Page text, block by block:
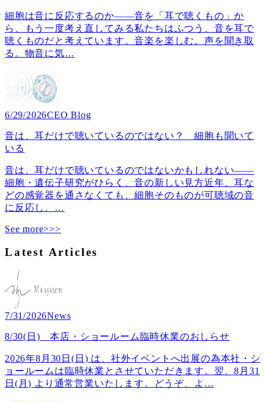
細胞は音に反応するのか――音を「耳で聴くもの」か
ら、もう一度考え直してみる私たちはふつう、音を耳で
聴くものだと考えています。音楽を楽しむ。声を聞き取
る。物音に気…
6/29/2026CEO Blog
音は、耳だけで聴いているのではない？ 細胞も聞いて
いる
音は、耳だけで聴いているのではないかもしれない――
細胞・遺伝子研究がひらく、音の新しい見方近年、耳な
どの感覚器を通さなくても、細胞そのものが可聴域の音
に反応し、 …
See more>>>
Latest Articles
7/31/2026News
8/30(日) 本店・ショールーム臨時休業のおしらせ
2026年8月30日(日) は、社外イベントへ出展の為本社・シ
ョールームは臨時休業とさせていただきます。翌、8月31
日(月) より通常営業いたします。どうぞ、よ …